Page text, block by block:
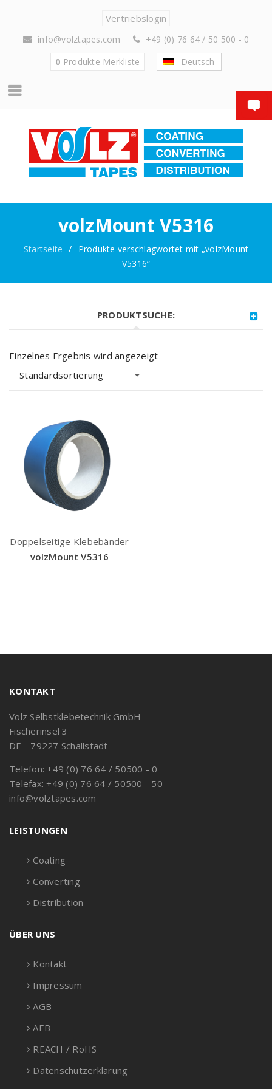
Vertriebslogin
info@volztapes.com
+49 (0) 76 64 / 50 500 - 0
0 Produkte Merkliste Deutsch
volzMount V5316
Startseite /
Produkte verschlagwortet mit „volzMount
V5316“
PRODUKTSUCHE:
Einzelnes Ergebnis wird angezeigt
Standardsortierung
Doppelseitige Klebebänder
volzMount V5316
KONTAKT
Volz Selbstklebetechnik GmbH
Fischerinsel 3
DE - 79227 Schallstadt
Telefon: +49 (0) 76 64 / 50500 - 0
Telefax: +49 (0) 76 64 / 50500 - 50
info@volztapes.com
LEISTUNGEN
Coating
Converting
Distribution
ÜBER UNS
Kontakt
Impressum
AGB
AEB
REACH / RoHS
Datenschutzerklärung